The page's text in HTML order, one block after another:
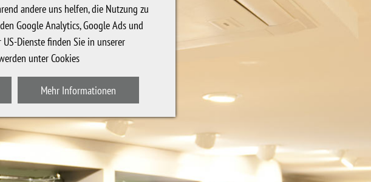
andere uns helfen, die Nutzung zu
Google Analytics, Google Ads und
Dienste finden Sie in unserer
unterCookies
Mehr Informationen